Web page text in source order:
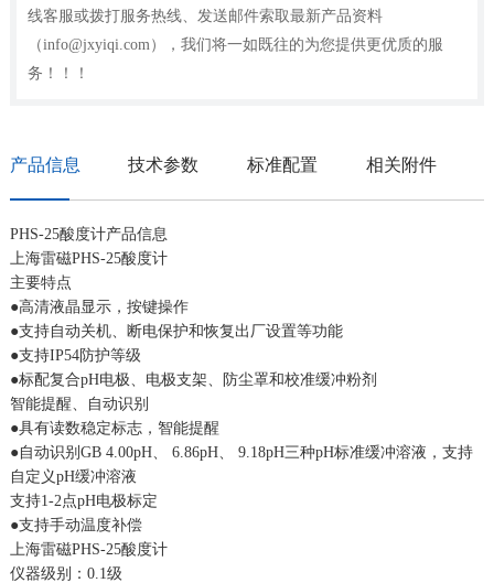
线客服或拨打服务热线、发送邮件索取最新产品资料
（info@jxyiqi.com），我们将一如既往的为您提供更优质的服
务！！！
产品信息 技术参数 标准配置 相关附件
PHS-25酸度计产品信息
上海雷磁PHS-25酸度计
主要特点
●高清液晶显示，按键操作
●支持自动关机、断电保护和恢复出厂设置等功能
●支持IP54防护等级
●标配复合pH电极、电极支架、防尘罩和校准缓冲粉剂
智能提醒、自动识别
●具有读数稳定标志，智能提醒
●自动识别GB 4.00pH、 6.86pH、 9.18pH三种pH标准缓冲溶液，支持
自定义pH缓冲溶液
支持1-2点pH电极标定
●支持手动温度补偿
上海雷磁PHS-25酸度计
仪器级别：0.1级